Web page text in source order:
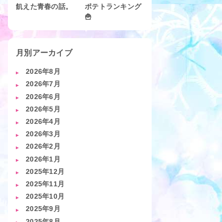
飢えた青春の話。
ポテトランキング
🍟
月別アーカイブ
2026年8月
2026年7月
2026年6月
2026年5月
2026年4月
2026年3月
2026年2月
2026年1月
2025年12月
2025年11月
2025年10月
2025年9月